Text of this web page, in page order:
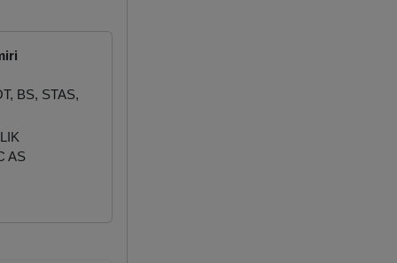
BS, STAS,
AS